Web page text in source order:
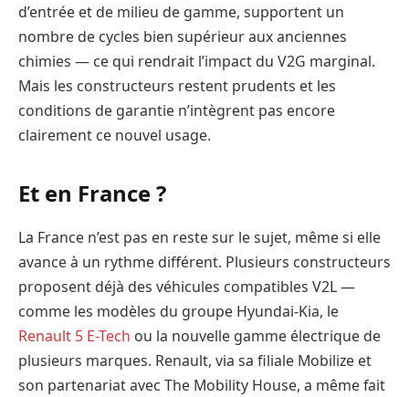
d’entrée et de milieu de gamme, supportent un
nombre de cycles bien supérieur aux anciennes
chimies — ce qui rendrait l’impact du V2G marginal.
Mais les constructeurs restent prudents et les
conditions de garantie n’intègrent pas encore
clairement ce nouvel usage.
Et en France ?
La France n’est pas en reste sur le sujet, même si elle
avance à un rythme différent. Plusieurs constructeurs
proposent déjà des véhicules compatibles V2L —
comme les modèles du groupe Hyundai-Kia, le
Renault 5 E-Tech ou la nouvelle gamme électrique de
plusieurs marques. Renault, via sa filiale Mobilize et
son partenariat avec The Mobility House, a même fait